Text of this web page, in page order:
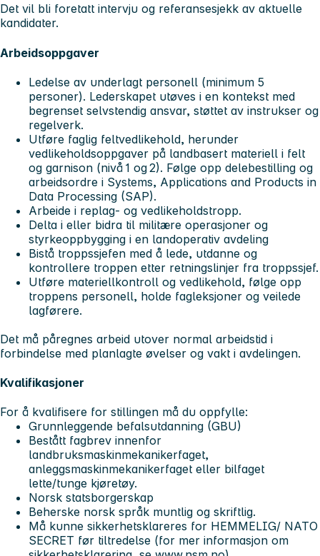
Det vil bli foretatt intervju og referansesjekk av aktuelle
kandidater.
Arbeidsoppgaver
Ledelse av underlagt personell (minimum 5
personer). Lederskapet utøves i en kontekst med
begrenset selvstendig ansvar, støttet av instrukser og
regelverk.
Utføre faglig feltvedlikehold, herunder
vedlikeholdsoppgaver på landbasert materiell i felt
og garnison (nivå 1 og 2). Følge opp delebestilling og
arbeidsordre i Systems, Applications and Products in
Data Processing (SAP).
Arbeide i replag‑ og vedlikeholdstropp.
Delta i eller bidra til militære operasjoner og
styrkeoppbygging i en landoperativ avdeling
Bistå troppssjefen med å lede, utdanne og
kontrollere troppen etter retningslinjer fra troppssjef.
Utføre materiellkontroll og vedlikehold, følge opp
troppens personell, holde fagleksjoner og veilede
lagførere.
Det må påregnes arbeid utover normal arbeidstid i
forbindelse med planlagte øvelser og vakt i avdelingen.
Kvalifikasjoner
For å kvalifisere for stillingen må du oppfylle:
Grunnleggende befalsutdanning (GBU)
Bestått fagbrev innenfor
landbruksmaskinmekanikerfaget,
anleggsmaskinmekanikerfaget eller bilfaget
lette/tunge kjøretøy.
Norsk statsborgerskap
Beherske norsk språk muntlig og skriftlig.
Må kunne sikkerhetsklareres for HEMMELIG/ NATO
SECRET før tiltredelse (for mer informasjon om